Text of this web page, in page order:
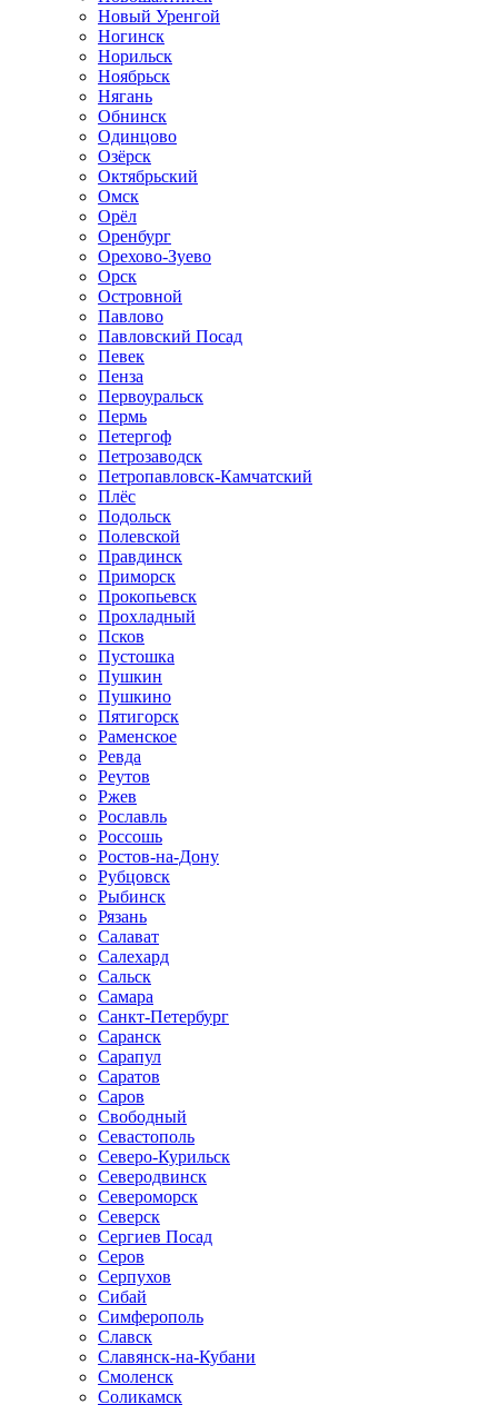
Новый Уренгой
Ногинск
Норильск
Ноябрьск
Нягань
Обнинск
Одинцово
Озёрск
Октябрьский
Омск
Орёл
Оренбург
Орехово-Зуево
Орск
Островной
Павлово
Павловский Посад
Певек
Пенза
Первоуральск
Пермь
Петергоф
Петрозаводск
Петропавловск-Камчатский
Плёс
Подольск
Полевской
Правдинск
Приморск
Прокопьевск
Прохладный
Псков
Пустошка
Пушкин
Пушкино
Пятигорск
Раменское
Ревда
Реутов
Ржев
Рославль
Россошь
Ростов-на-Дону
Рубцовск
Рыбинск
Рязань
Салават
Салехард
Сальск
Самара
Санкт-Петербург
Саранск
Сарапул
Саратов
Саров
Свободный
Севастополь
Северо-Курильск
Северодвинск
Североморск
Северск
Сергиев Посад
Серов
Серпухов
Сибай
Симферополь
Славск
Славянск-на-Кубани
Смоленск
Соликамск